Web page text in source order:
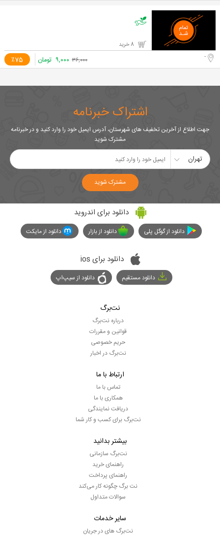
٪75 - ۳۶,۰۰۰ ۹,۰۰۰ تومان
اشتراک خبرنامه
جهت اطلاع از آخرین تخفیف های شهرستان، آدرس ایمیل خود را وارد کنید و در خبرنامه
مشترک شوید
تهران
مشترک شوید
دانلود برای اندروید
دانلود از گوگل پلی دانلود از بازار دانلود از مایکت
دانلود برای ios
دانلود مستقیم دانلود از سیپ‌اپ
نت‌برگ
درباره نت‌برگ
قوانین و مقررات
حریم خصوصی
نت‌برگ در اخبار
ارتباط با ما
تماس با ما
همکاری با ما
دریافت نمایندگی
نت‌برگ برای کسب و کار شما
بیشتر بدانید
نت‌برگ سازمانی
راهنمای خرید
راهنمای پرداخت
نت برگ چگونه کار می‌کند
سوالات متداول
سایر خدمات
نت‌برگ های در جریان